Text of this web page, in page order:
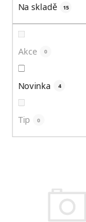
Na skladě 15
Akce 0
Novinka 4
Tip 0